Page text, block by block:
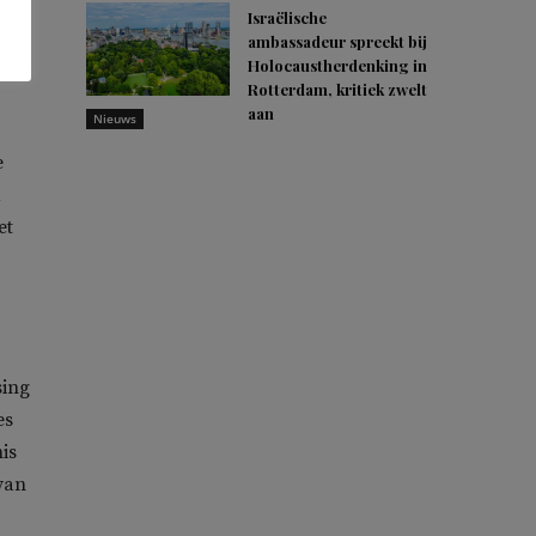
Nieuws
Israëlische
ambassadeur spreekt bij
Holocaustherdenking in
Rotterdam, kritiek zwelt
aan